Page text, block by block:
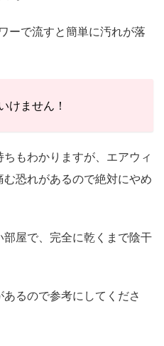
で流すと簡単に汚れが落
けません！
もわかりますが、エアウィ
恐れがあるので絶対にやめ
屋で、完全に乾くまで陰干
るので参考にしてくださ